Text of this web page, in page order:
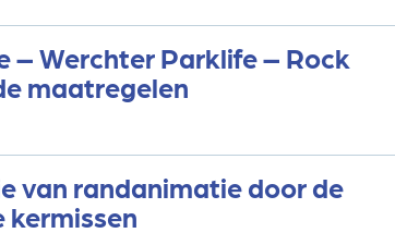
– Werchter Parklife – Rock
maatregelen
van randanimatie door de
kermissen